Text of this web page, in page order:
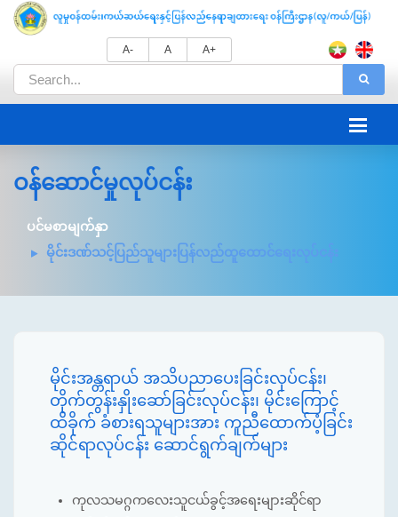
A- A A+
ဝန်ဆောင်မှုလုပ်ငန်း
ပင်မစာမျက်နှာ
မိုင်းဒဏ်သင့်ပြည်သူများပြန်လည်ထူထောင်ရေးလုပ်ငန်း
မိုင်းအန္တရာယ် အသိပညာပေးခြင်းလုပ်ငန်း၊
တိုက်တွန်းနှိုးဆော်ခြင်းလုပ်ငန်း၊ မိုင်းကြောင့်
ထိခိုက် ခံစားရသူများအား ကူညီထောက်ပံ့ခြင်း
ဆိုင်ရာလုပ်ငန်း ဆောင်ရွက်ချက်များ
ကုလသမဂ္ဂကလေးသူငယ်ခွင့်အရေးများဆိုင်ရာ